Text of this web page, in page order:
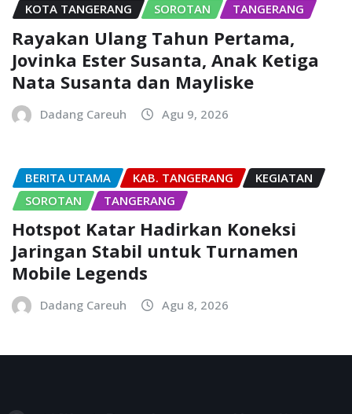
KOTA TANGERANG
SOROTAN TANGERANG
Rayakan Ulang Tahun Pertama,
Jovinka Ester Susanta, Anak Ketiga
Nata Susanta dan Mayliske
Dadang Careuh Agu 9, 2026
BERITA UTAMA KAB. TANGERANG
KEGIATAN
SOROTAN
TANGERANG
Hotspot Katar Hadirkan Koneksi
Jaringan Stabil untuk Turnamen
Mobile Legends
Dadang Careuh Agu 8, 2026